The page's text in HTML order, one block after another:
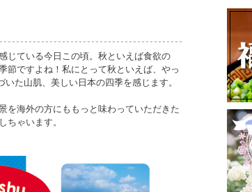
じている今日この頃。秋といえば食欲の
節ですよね！私にとって秋といえば、やっ
た山肌、美しい日本の四季を感じます。
を海外の方にももっと味わっていただきた
ゃいます。
ヴィ
磯
食ツ
リ
試食
東筑